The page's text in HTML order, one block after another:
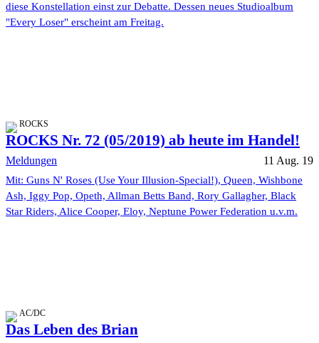
diese Konstellation einst zur Debatte. Dessen neues Studioalbum
"Every Loser" erscheint am Freitag.
ROCKS
ROCKS Nr. 72 (05/2019) ab heute im Handel!
Meldungen 11 Aug. 19
Mit: Guns N' Roses (Use Your Illusion-Special!), Queen, Wishbone
Ash, Iggy Pop, Opeth, Allman Betts Band, Rory Gallagher, Black
Star Riders, Alice Cooper, Eloy, Neptune Power Federation u.v.m.
AC/DC
Das Leben des Brian